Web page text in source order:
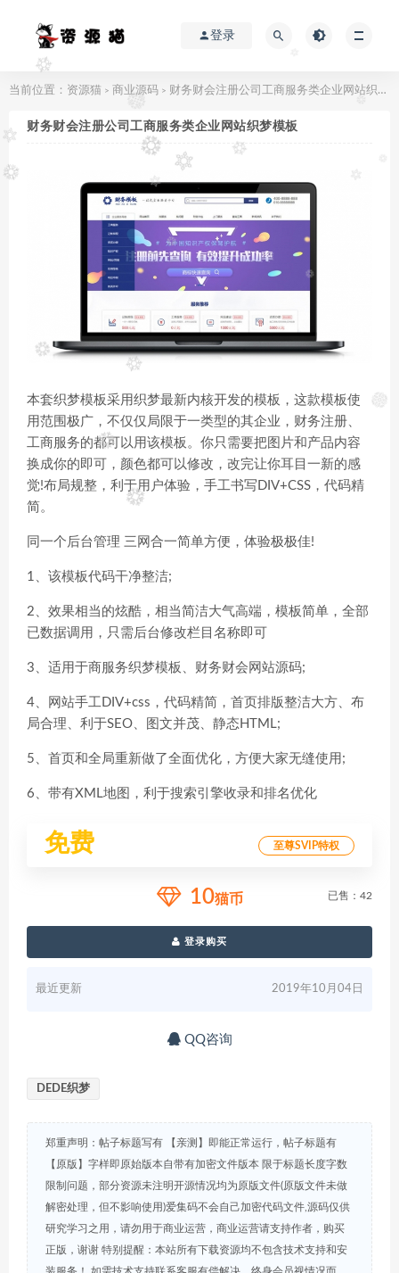
登录
当前位置： 资源猫 > 商业源码 > 财务财会注册公司工商服务类企业网站织梦模板
财务财会注册公司工商服务类企业网站织梦模板
本套织梦模板采用织梦最新内核开发的模板，这款模板使
用范围极广，不仅仅局限于一类型的其企业，财务注册、
工商服务的都可以用该模板。你只需要把图片和产品内容
换成你的即可，颜色都可以修改，改完让你耳目一新的感
觉!布局规整，利于用户体验，手工书写DIV+CSS，代码精
简。
同一个后台管理 三网合一简单方便，体验极极佳!
1、该模板代码干净整洁;
2、效果相当的炫酷，相当简洁大气高端，模板简单，全部
已数据调用，只需后台修改栏目名称即可
3、适用于商服务织梦模板、财务财会网站源码;
4、网站手工DIV+css，代码精简，首页排版整洁大方、布
局合理、利于SEO、图文并茂、静态HTML;
5、首页和全局重新做了全面优化，方便大家无缝使用;
6、带有XML地图，利于搜索引擎收录和排名优化
免费 至尊SVIP特权
10猫币 已售：42
登录购买
最近更新 2019年10月04日
QQ咨询
DEDE织梦
郑重声明：帖子标题写有 【亲测】即能正常运行，帖子标题有
【原版】字样即原始版本自带有加密文件版本 限于标题长度字数
限制问题，部分资源未注明开源情况均为原版文件(原版文件未做
解密处理，但不影响使用)爱集码不会自己加密代码文件,源码仅供
研究学习之用，请勿用于商业运营，商业运营请支持作者，购买
正版，谢谢 特别提醒：本站所有下载资源均不包含技术支持和安